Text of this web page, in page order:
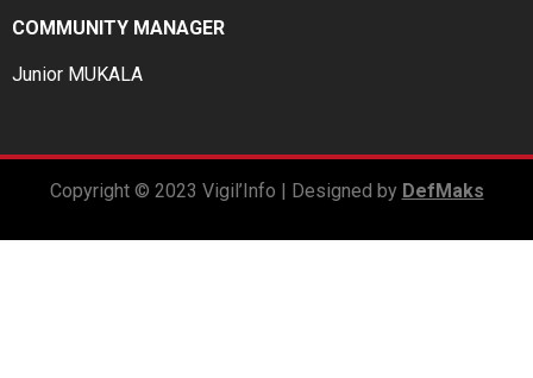
COMMUNITY MANAGER
Junior MUKALA
Copyright © 2023 Vigil’Info | Designed by DefMaks